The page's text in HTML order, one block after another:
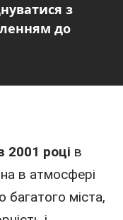
з
до
2001 році в
в атмосфері
багатого міста,